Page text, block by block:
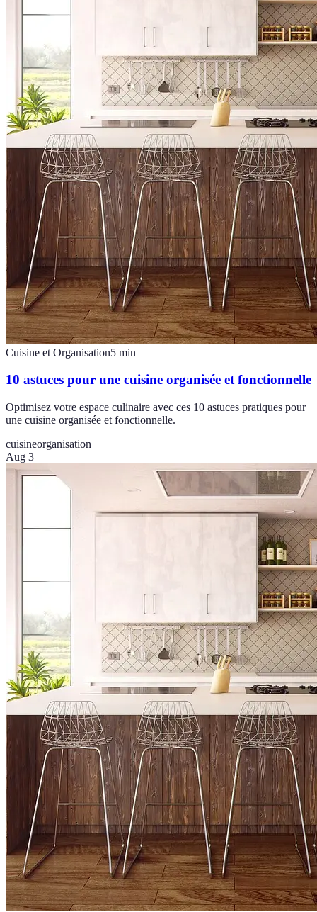
Cuisine et Organisation5 min
10 astuces pour une cuisine organisée et fonctionnelle
Optimisez votre espace culinaire avec ces 10 astuces pratiques pour
une cuisine organisée et fonctionnelle.
cuisineorganisation
Aug 3